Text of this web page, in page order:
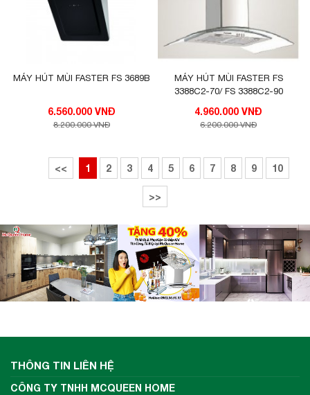
MÁY HÚT MÙI FASTER FS 3689B
6.560.000 VNĐ
8.200.000 VNĐ
MÁY HÚT MÙI FASTER FS
3388C2-70/ FS 3388C2-90
4.960.000 VNĐ
6.200.000 VNĐ
<< 1 2 3 4 5 6 7 8 9 10
>>
THÔNG TIN LIÊN HỆ
CÔNG TY TNHH MCQUEEN HOME